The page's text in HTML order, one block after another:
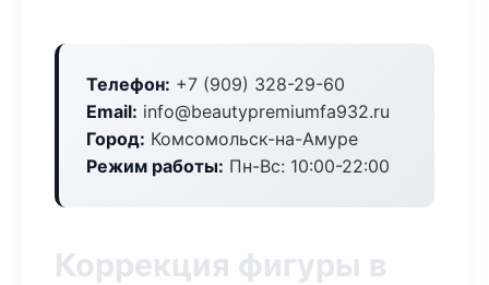
Телефон: +7 (909) 328-29-60
Email: info@beautypremiumfa932.ru
Город: Комсомольск-на-Амуре
Режим работы: Пн-Вс: 10:00-22:00
Коррекция фигуры в